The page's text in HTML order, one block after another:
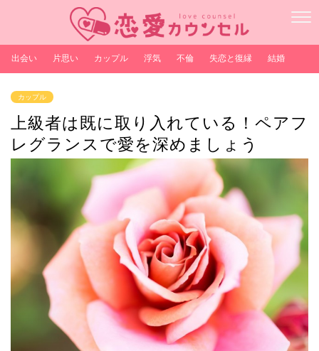
出会い 片思い カップル 浮気 不倫 失恋と復縁 結婚
カップル
上級者は既に取り入れている！ペアフ
レグランスで愛を深めましょう